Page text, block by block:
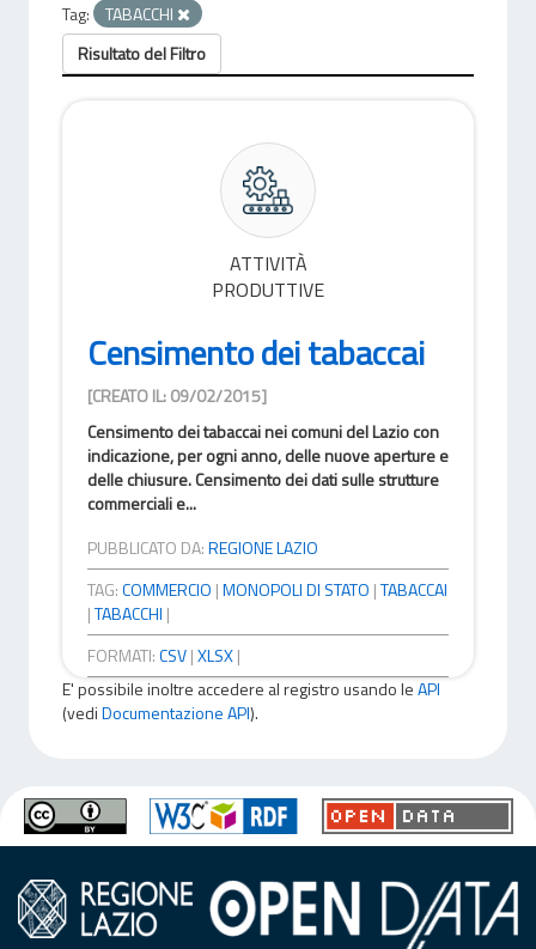
Tag:
TABACCHI
Risultato del Filtro
ATTIVITÀ
PRODUTTIVE
Censimento dei tabaccai
[CREATO IL: 09/02/2015]
Censimento dei tabaccai nei comuni del Lazio con
indicazione, per ogni anno, delle nuove aperture e
delle chiusure. Censimento dei dati sulle strutture
commerciali e...
PUBBLICATO DA:REGIONE LAZIO
TAG:COMMERCIO |MONOPOLI DI STATO |TABACCAI
|TABACCHI |
FORMATI:CSV|XLSX|
E' possibile inoltre accedere al registro usando leAPI
(vediDocumentazione API).